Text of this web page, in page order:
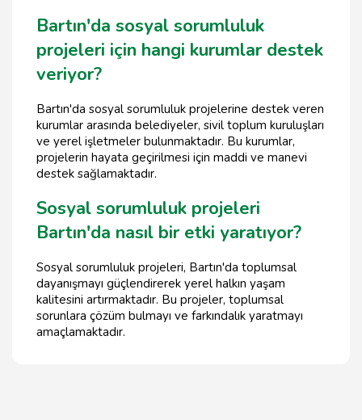
Bartın'da sosyal sorumluluk
projeleri için hangi kurumlar destek
veriyor?
Bartın'da sosyal sorumluluk projelerine destek veren
kurumlar arasında belediyeler, sivil toplum kuruluşları
ve yerel işletmeler bulunmaktadır. Bu kurumlar,
projelerin hayata geçirilmesi için maddi ve manevi
destek sağlamaktadır.
Sosyal sorumluluk projeleri
Bartın'da nasıl bir etki yaratıyor?
Sosyal sorumluluk projeleri, Bartın'da toplumsal
dayanışmayı güçlendirerek yerel halkın yaşam
kalitesini artırmaktadır. Bu projeler, toplumsal
sorunlara çözüm bulmayı ve farkındalık yaratmayı
amaçlamaktadır.